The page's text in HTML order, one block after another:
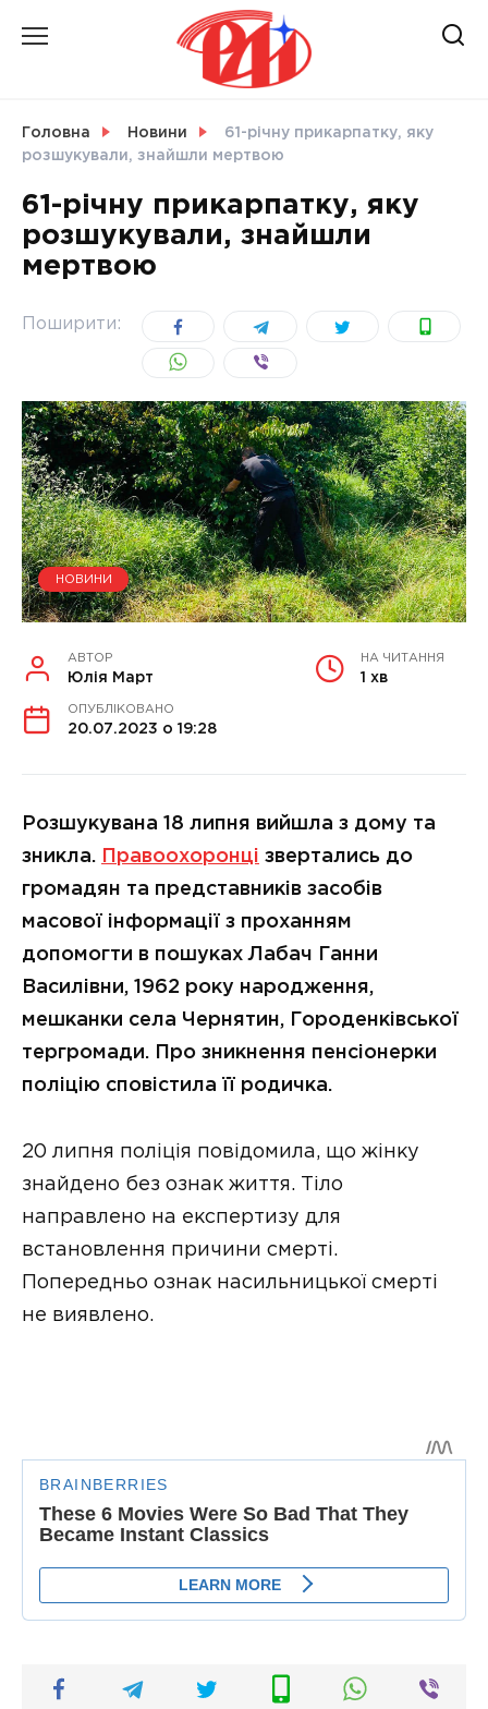
Головна Новини
61-річну прикарпатку, яку
розшукували, знайшли мертвою
61-річну прикарпатку, яку
розшукували, знайшли
мертвою
Поширити:
НОВИНИ
АВТОР
Юлія Март
НА ЧИТАННЯ
1 хв
ОПУБЛІКОВАНО
20.07.2023 о 19:28
Розшукувана 18 липня вийшла з дому та
зникла.
Правоохоронці звертались до
громадян та представників засобів
масової інформації з проханням
допомогти в пошуках Лабач Ганни
Василівни, 1962 року народження,
мешканки села Чернятин, Городенківської
тергромади. Про зникнення пенсіонерки
поліцію сповістила її родичка.
20 липня поліція повідомила, що жінку
знайдено без ознак життя. Тіло
направлено на експертизу для
встановлення причини смерті.
Попередньо ознак насильницької смерті
не виявлено.